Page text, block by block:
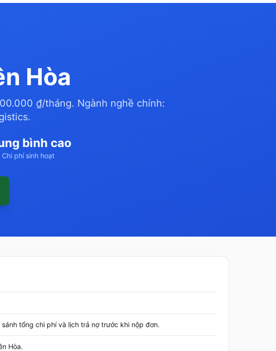
Hòa
₫/tháng. Ngành nghề chính:
bình cao
Chi phí sinh hoạt
tổng chi phí và lịch trả nợ trước khi nộp đơn.
Hòa.